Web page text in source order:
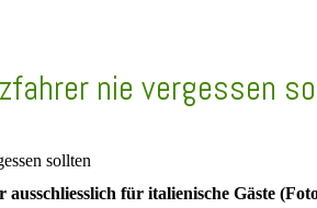
nie vergessen
für italienische Gäste